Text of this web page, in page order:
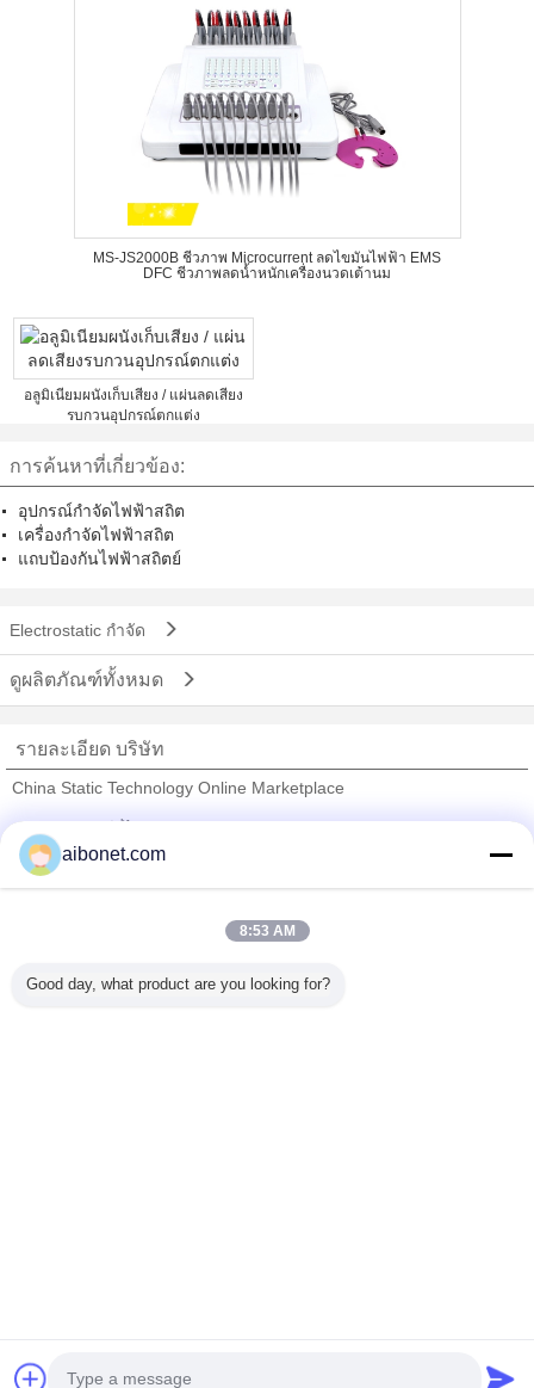
MS-JS2000B ชีวภาพ Microcurrent ลดไขมันไฟฟ้า EMS
DFC ชีวภาพลดน้ำหนักเครื่องนวดเต้านม
อลูมิเนียมผนังเก็บเสียง / แผ่นลดเสียง
รบกวนอุปกรณ์ตกแต่ง
การค้นหาที่เกี่ยวข้อง:
อุปกรณ์กำจัดไฟฟ้าสถิต
เครื่องกำจัดไฟฟ้าสถิต
แถบป้องกันไฟฟ้าสถิตย์
Electrostatic กำจัด
ดูผลิตภัณฑ์ทั้งหมด
รายละเอียด บริษัท
China Static Technology Online Marketplace
Trust Seal
ผลิตภัณฑ์ทั้งหมด
aibonet.com
8:53 AM
Good day, what product are you looking for?